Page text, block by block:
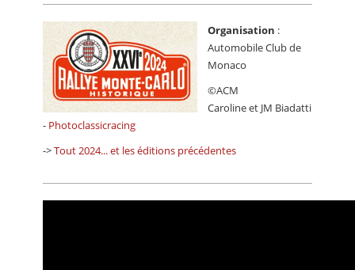
Organisation :
Automobile Club de
Monaco
©ACM
Caroline et JM Biadatti
- Photoclassicracing
->Tout 2024... et les éditions précédentes